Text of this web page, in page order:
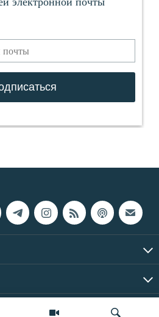
RFE/RL, Inc. | Все права защищены.